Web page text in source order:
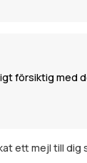
försiktig med
ett mejl till